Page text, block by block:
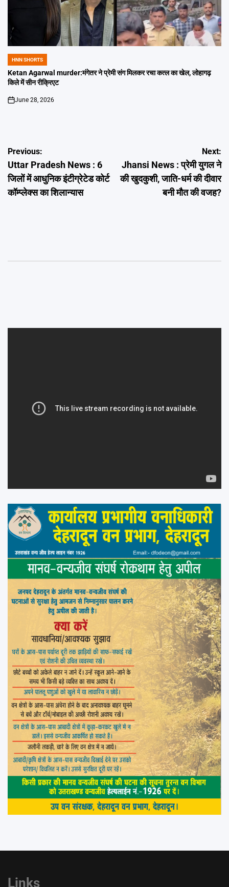
POSTED
IN
HNN SHORTS
Ketan Agarwal murder:मंगेतर ने प्रेमी संग मिलकर रचा कत्ल का खेल, लोहागढ़
किले में सीन रीक्रिएट
on
June 28, 2026
Post
navigation
Previous:
Uttar Pradesh News : 6
जिलों में आधुनिक इंटीग्रेटेड कोर्ट
कॉम्प्लेक्स का शिलान्यास
Next:
Jhansi News : प्रेमी युगल ने
की खुदकुशी, जाति-धर्म की दीवार
बनी मौत की वजह?
Links